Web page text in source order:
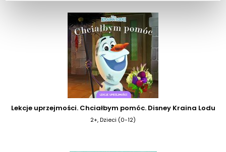
Lekcje uprzejmości. Chciałbym pomóc. Disney Kraina Lodu
2+, Dzieci (0-12)